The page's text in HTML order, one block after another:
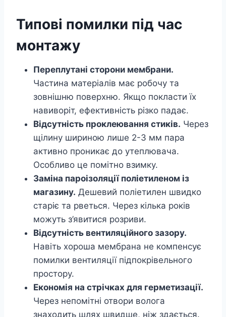
Типові помилки під час
монтажу
Переплутані сторони мембрани.
Частина матеріалів має робочу та
зовнішню поверхню. Якщо покласти їх
навиворіт, ефективність різко падає.
Відсутність проклеювання стиків. Через
щілину шириною лише 2-3 мм пара
активно проникає до утеплювача.
Особливо це помітно взимку.
Заміна пароізоляції поліетиленом із
магазину. Дешевий поліетилен швидко
старіє та рветься. Через кілька років
можуть з’явитися розриви.
Відсутність вентиляційного зазору.
Навіть хороша мембрана не компенсує
помилки вентиляції підпокрівельного
простору.
Економія на стрічках для герметизації.
Через непомітні отвори волога
знаходить шлях швидше, ніж здається.